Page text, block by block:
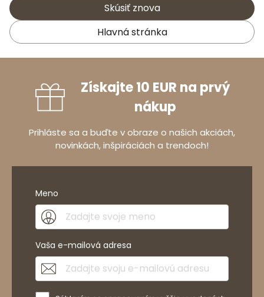
Skúsiť znova
Hlavná stránka
Získajte 10 EUR na prvý
nákup
Prihláste sa a buďte v obraze o našich akciách,
novinkách, inšpiráciách a trendoch!
Meno
Vaša e-mailová adresa